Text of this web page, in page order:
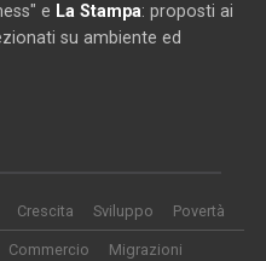
e La Stampa: proposti ai
su ambiente ed
Crescita Sviluppo Povertà
Commercio Migrazioni